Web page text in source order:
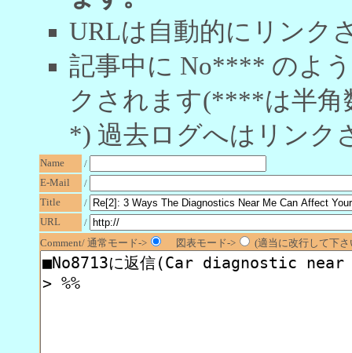
URLは自動的にリンク
記事中に No**** のよ
クされます(****は半角
*) 過去ログへはリンク
Name
/
E-Mail
/
Title
/
URL
/
Comment/ 通常モード->
図表モード-> (適当に改行して下